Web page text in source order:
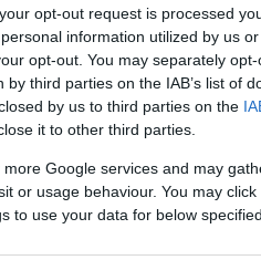
opt-out request is processed
information utilized by us
opt-out. You may separately
third parties on the IAB’s list of
by us to third parties on the
it to other third parties.
Google services and may
or usage behaviour. You may
to use your data for below
από τα τραύματα
ενώ
της ιδιοκτήτριας